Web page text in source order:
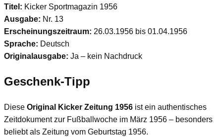
Titel: Kicker Sportmagazin 1956
Ausgabe: Nr. 13
Erscheinungszeitraum: 26.03.1956 bis 01.04.1956
Sprache: Deutsch
Originalausgabe: Ja – kein Nachdruck
Geschenk-Tipp
Diese Original Kicker Zeitung 1956 ist ein authentisches
Zeitdokument zur Fußballwoche im März 1956 – besonders
beliebt als Zeitung vom Geburtstag 1956.